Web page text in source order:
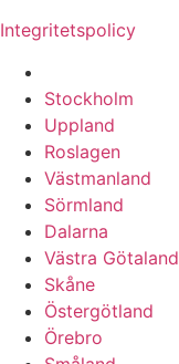
Integritetspolicy
Stockholm
Uppland
Roslagen
Västmanland
Sörmland
Dalarna
Västra Götaland
Skåne
Östergötland
Örebro